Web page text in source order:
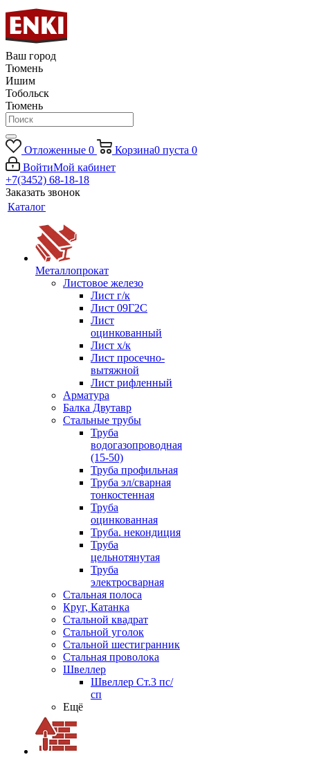
Ваш город
Тюмень
Ишим
Тобольск
Тюмень
Отложенные 0 Корзина0 пуста 0
ВойтиМой кабинет
+7(3452) 68-18-18
Заказать звонок
Каталог
Металлопрокат
Листовое железо
Лист г/к
Лист 09Г2С
Лист
оцинкованный
Лист х/к
Лист просечно-
вытяжной
Лист рифленный
Арматура
Балка Двутавр
Стальные трубы
Труба
водогазопроводная
(15-50)
Труба профильная
Труба эл/сварная
тонкостенная
Труба
оцинкованная
Труба. некондиция
Труба
цельнотянутая
Труба
электросварная
Стальная полоса
Круг, Катанка
Стальной квадрат
Стальной уголок
Стальной шестигранник
Стальная проволока
Швеллер
Швеллер Ст.3 пс/
сп
Ещё